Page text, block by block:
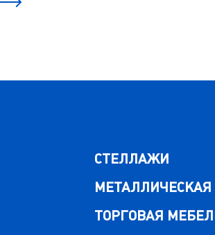
СТЕЛЛАЖИ
ТОРГОВАЯ